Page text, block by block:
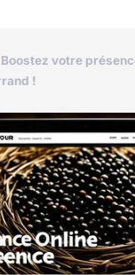
Boostez votre
!